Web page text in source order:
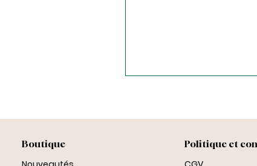
Boutique
Politique et